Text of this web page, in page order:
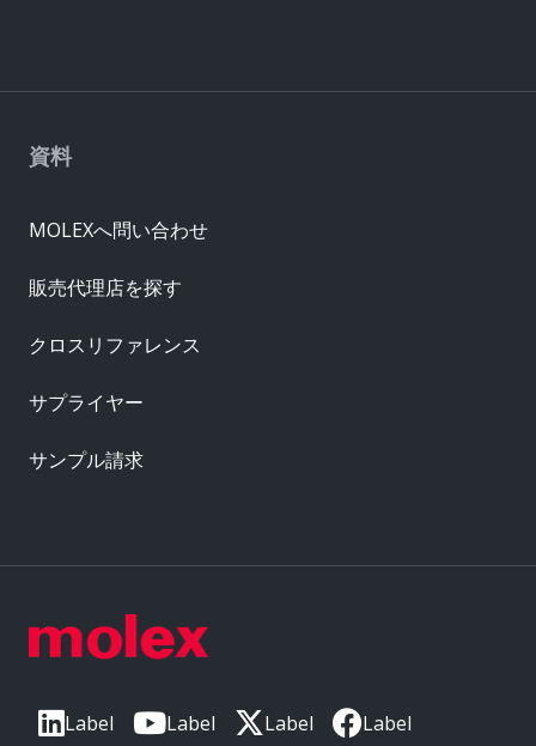
Label Label Label Label
資料
MOLEXへ問い合わせ
販売代理店を探す
クロスリファレンス
サプライヤー
サンプル請求